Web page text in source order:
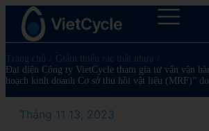
Trang chủ Giảm thiểu rác thải nhựa
Đại diện Công ty VietCycle tham gia tư vấn vận
hoạch kinh doanh Cơ sở thu hồi vật liệu (MRF)”
Tháng 11 13, 2023